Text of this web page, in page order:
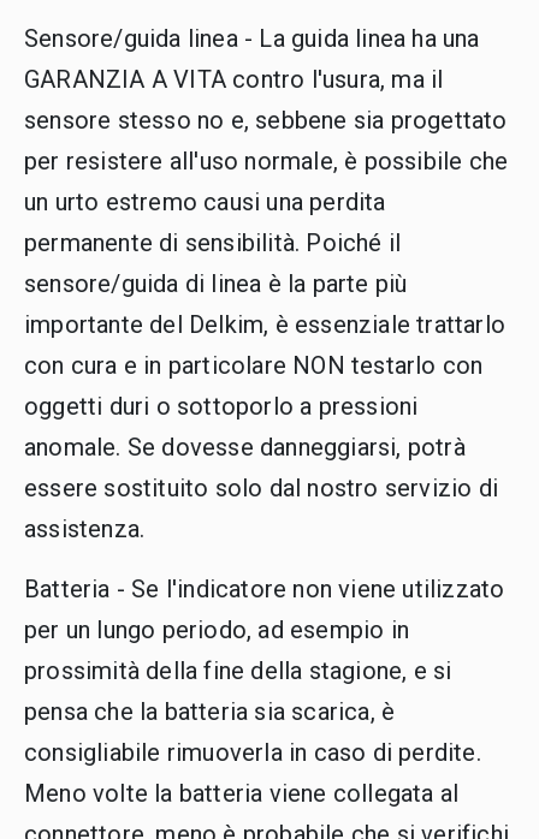
Sensore/guida linea - La guida linea ha una
GARANZIA A VITA contro l'usura, ma il
sensore stesso no e, sebbene sia progettato
per resistere all'uso normale, è possibile che
un urto estremo causi una perdita
permanente di sensibilità. Poiché il
sensore/guida di linea è la parte più
importante del Delkim, è essenziale trattarlo
con cura e in particolare NON testarlo con
oggetti duri o sottoporlo a pressioni
anomale. Se dovesse danneggiarsi, potrà
essere sostituito solo dal nostro servizio di
assistenza.
Batteria - Se l'indicatore non viene utilizzato
per un lungo periodo, ad esempio in
prossimità della fine della stagione, e si
pensa che la batteria sia scarica, è
consigliabile rimuoverla in caso di perdite.
Meno volte la batteria viene collegata al